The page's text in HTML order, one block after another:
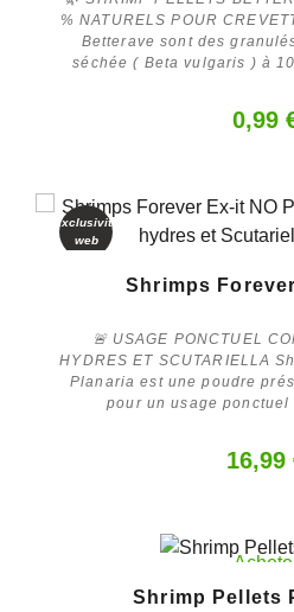
% NATURELS POUR
Betterave sont des
séchée ( Beta vulgaris ) à
0,99
Exclusivité
web
Shrimps
🚨 USAGE PONCTUEL
HYDRES ET SCUTARIELLA
Planaria est une poudre
pour un usage ponctuel
16,99
Shrimp Pellets